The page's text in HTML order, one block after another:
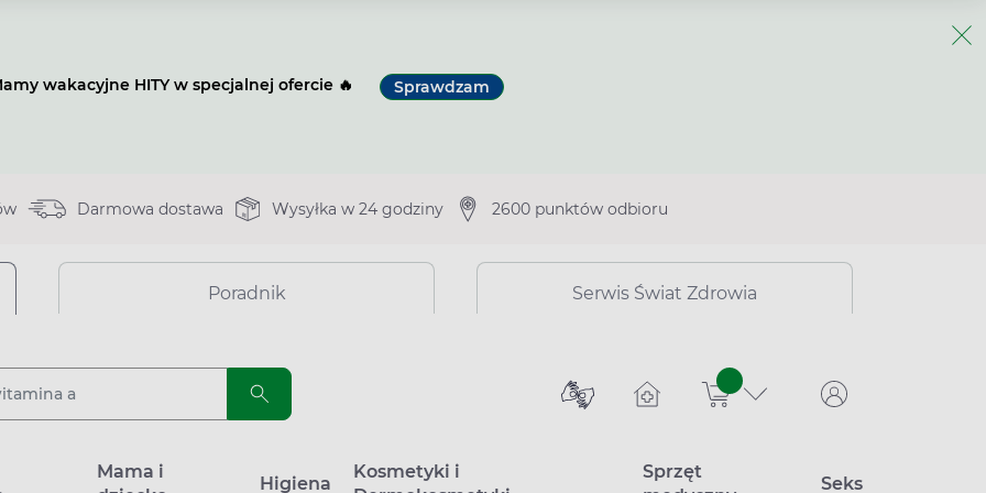
wakacyjne HITY w specjalnej ofercie 🔥 Sprawdzam
Darmowa dostawa Wysyłka w 24 godziny 2600 punktów odbioru
Poradnik Serwis Świat Zdrowia
sztuk
Mama i
Higiena
Kosmetyki i
Sprzęt
Seks